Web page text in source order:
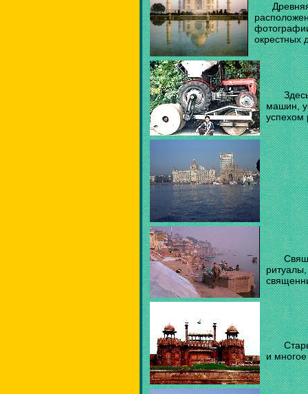
окрестных
машин,
успехом
и